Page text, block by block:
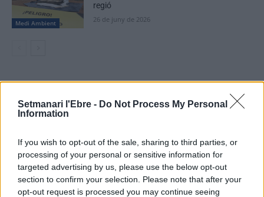
Setmanari l'Ebre - Do Not Process My Personal
Information
If you wish to opt-out of the sale, sharing to third parties, or
processing of your personal or sensitive information for
targeted advertising by us, please use the below opt-out
section to confirm your selection. Please note that after your
opt-out request is processed you may continue seeing
Medi Ambient
regió
26 de juny de 2026